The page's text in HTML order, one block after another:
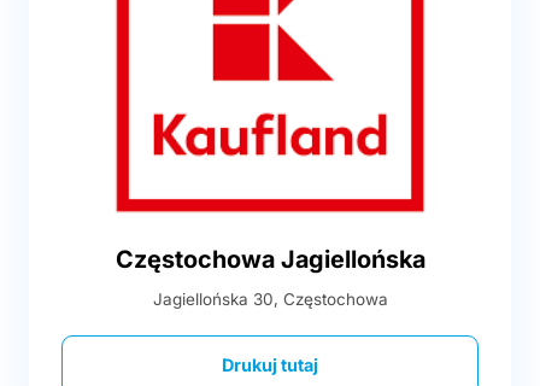
Częstochowa Jagiellońska
Jagiellońska 30, Częstochowa
Drukuj tutaj